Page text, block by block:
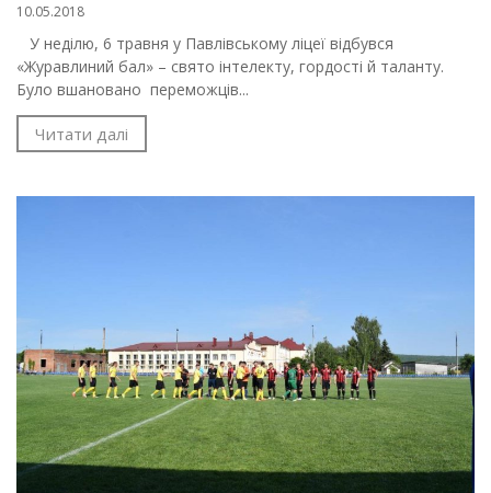
10.05.2018
У неділю, 6 травня у Павлівському ліцеї відбувся
«Журавлиний бал» – свято інтелекту, гордості й таланту.
Було вшановано переможців...
Читати далі